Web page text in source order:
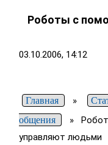
Роботы с
03.10.2006, 14:12
Главная »
общения
»
управляют людьми